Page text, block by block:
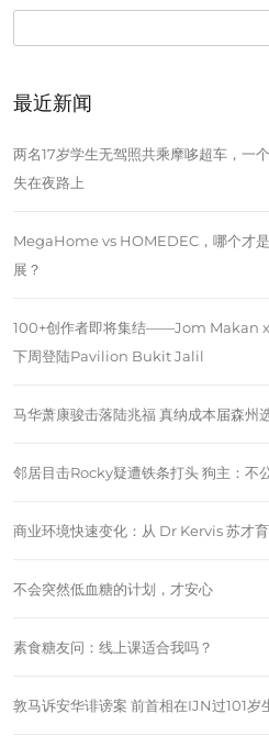
最近新闻
两名17岁学生无驾照共乘摩哆超车，一
失在夜路上
MegaHome vs HOMEDEC，哪个才
展？
100+创作者即将集结——Jom Makan
下周登陆Pavilion Bukit Jalil
马华萧康骏击落陆兆福 真纳成本届森州
邻居目击Rocky疑遭铁条打头 狗主：不
商业环境快速变化：从 Dr Kervis 苏才
不会突然低血糖的计划，才安心
素食糖友问：线上课适合我吗？
敦马诉安华诽谤案 前首相在IJN过101岁